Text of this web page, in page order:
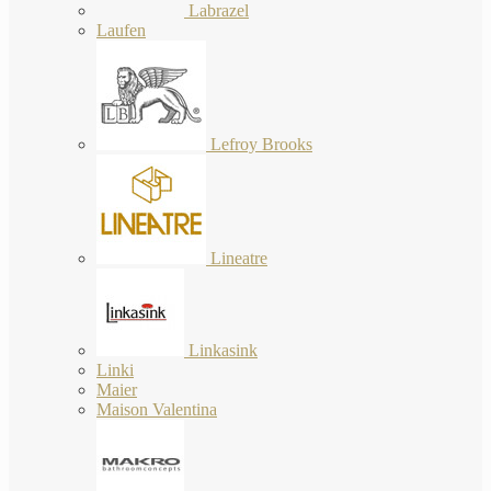
Labrazel
Laufen
Lefroy Brooks
Lineatre
Linkasink
Linki
Maier
Maison Valentina